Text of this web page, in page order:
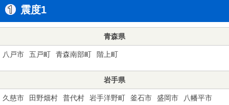
震度1
青森県
八戸市 五戸町 青森南部町 階上町
岩手県
久慈市 田野畑村 普代村 岩手洋野町 釜石市 盛岡市
八幡平市